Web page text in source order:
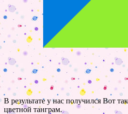
В результате у нас получился Вот
цветной танграм.